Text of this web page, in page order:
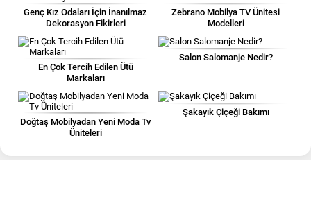
Genç Kız Odaları İçin İnanılmaz
Dekorasyon Fikirleri
Zebrano Mobilya TV Ünitesi
Modelleri
En Çok Tercih Edilen Ütü
Markaları
Salon Salomanje Nedir?
Doğtaş Mobilyadan Yeni Moda Tv
Üniteleri
Şakayık Çiçeği Bakımı